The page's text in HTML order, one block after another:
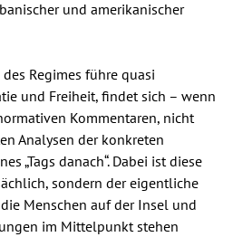
und amerikanischer
Regimes führe quasi
und Freiheit, findet sich – wenn
Kommentaren, nicht
Analysen der konkreten
„Tags danach“. Dabei ist diese
sondern der eigentliche
Menschen auf der Insel und
im Mittelpunkt stehen